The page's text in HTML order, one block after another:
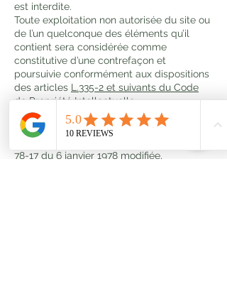
est interdite.
Toute exploitation non autorisée du site ou
de l’un quelconque des éléments qu’il
contient sera considérée comme
constitutive d’une contrefaçon et
poursuivie conformément aux dispositions
des articles L.335-2 et suivants du Code
de Propriété Intellectuelle.
3 – CNIL et RGPD
78-17 du 6 janvier 1978 modifiée,